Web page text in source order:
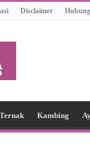
Disclaimer
Kambing